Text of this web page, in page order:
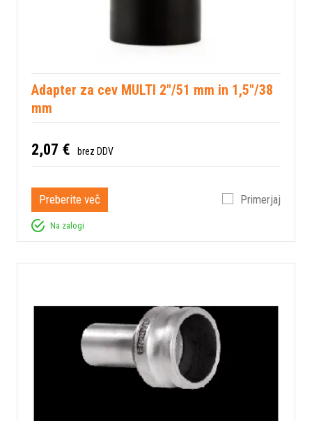
Adapter za cev MULTI 2"/51 mm in 1,5"/38
mm
2,07 € brez DDV
Preberite več Primerjaj
Na zalogi